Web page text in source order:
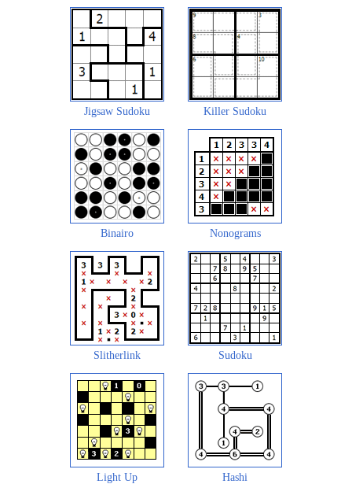
Jigsaw Sudoku Killer Sudoku
Binairo Nonograms
Slitherlink Sudoku
Light Up Hashi